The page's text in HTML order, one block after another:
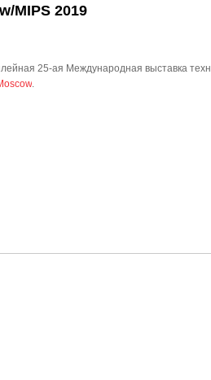
MIPS 2019
25-ая Международная выставка
.